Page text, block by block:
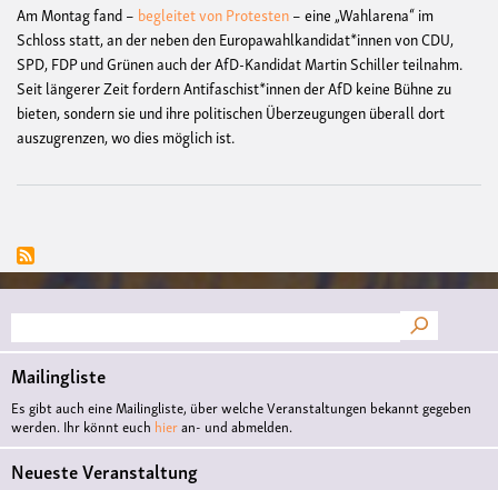
Am Montag fand – begleitet von Protesten– eine „Wahlarena“ im
Schloss statt, an der neben den Europawahlkandidat*innen von CDU,
SPD, FDP und Grünen auch der AfD-Kandidat Martin Schiller teilnahm.
Seit längerer Zeit fordern Antifaschist*innen der AfD keine Bühne zu
bieten, sondern sie und ihre politischen Überzeugungen überall dort
auszugrenzen, wo dies möglich ist.
Suche
Mailingliste
Es gibt auch eine Mailingliste, über welche Veranstaltungen bekannt gegeben
werden. Ihr könnt euch hieran- und abmelden.
Neueste Veranstaltung